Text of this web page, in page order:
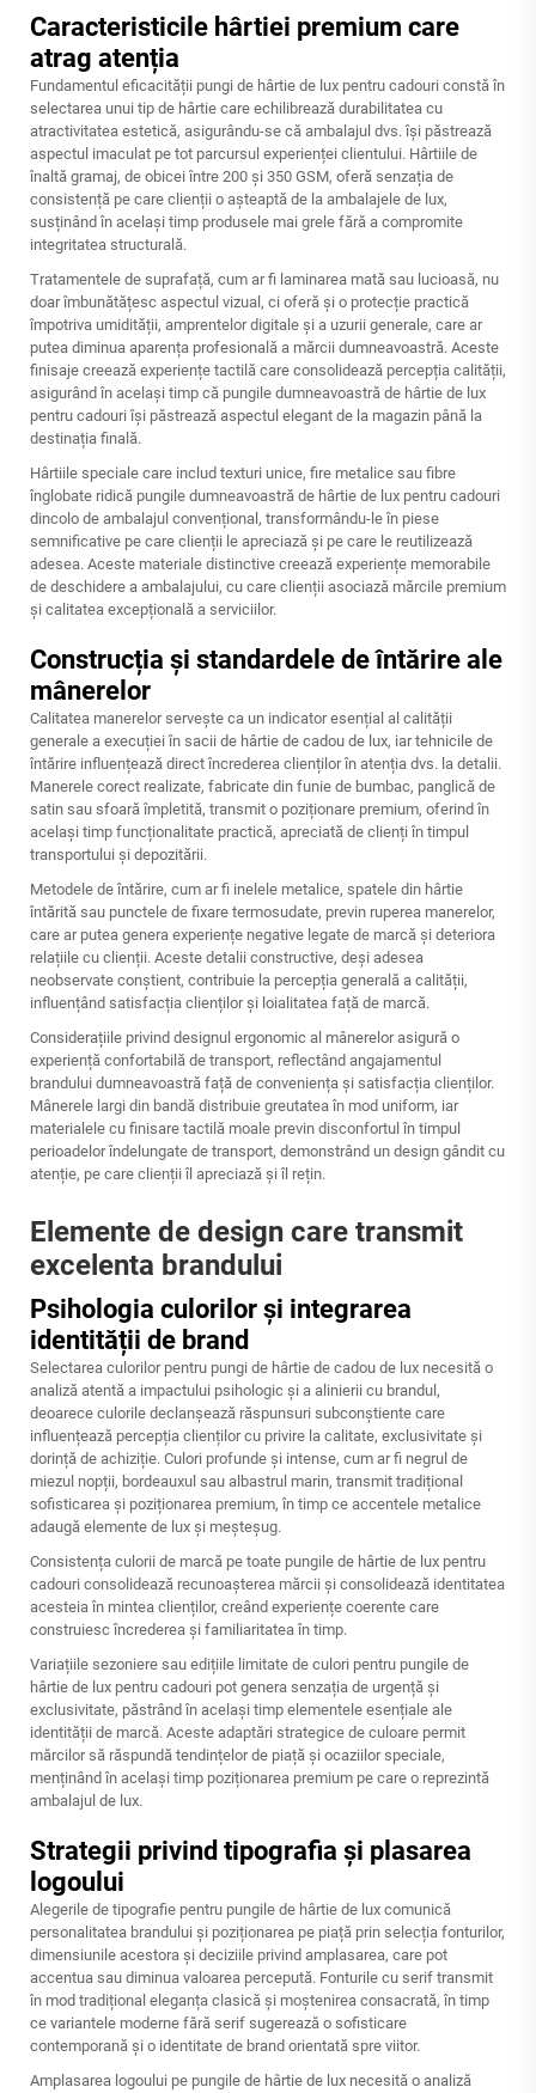
Caracteristicile hârtiei premium care
atrag atenția
Fundamentul eficacității pungi de hârtie de lux pentru cadouri constă în
selectarea unui tip de hârtie care echilibrează durabilitatea cu
atractivitatea estetică, asigurându-se că ambalajul dvs. își păstrează
aspectul imaculat pe tot parcursul experienței clientului. Hârtiile de
înaltă gramaj, de obicei între 200 și 350 GSM, oferă senzația de
consistență pe care clienții o așteaptă de la ambalajele de lux,
susținând în același timp produsele mai grele fără a compromite
integritatea structurală.
Tratamentele de suprafață, cum ar fi laminarea mată sau lucioasă, nu
doar îmbunătățesc aspectul vizual, ci oferă și o protecție practică
împotriva umidității, amprentelor digitale și a uzurii generale, care ar
putea diminua aparența profesională a mărcii dumneavoastră. Aceste
finisaje creează experiențe tactilă care consolidează percepția calității,
asigurând în același timp că pungile dumneavoastră de hârtie de lux
pentru cadouri își păstrează aspectul elegant de la magazin până la
destinația finală.
Hârtiile speciale care includ texturi unice, fire metalice sau fibre
înglobate ridică pungile dumneavoastră de hârtie de lux pentru cadouri
dincolo de ambalajul convențional, transformându-le în piese
semnificative pe care clienții le apreciază și pe care le reutilizează
adesea. Aceste materiale distinctive creează experiențe memorabile
de deschidere a ambalajului, cu care clienții asociază mărcile premium
și calitatea excepțională a serviciilor.
Construcția și standardele de întărire ale
mânerelor
Calitatea manerelor servește ca un indicator esențial al calității
generale a execuției în sacii de hârtie de cadou de lux, iar tehnicile de
întărire influențează direct încrederea clienților în atenția dvs. la detalii.
Manerele corect realizate, fabricate din funie de bumbac, panglică de
satin sau sfoară împletită, transmit o poziționare premium, oferind în
același timp funcționalitate practică, apreciată de clienți în timpul
transportului și depozitării.
Metodele de întărire, cum ar fi inelele metalice, spatele din hârtie
întărită sau punctele de fixare termosudate, previn ruperea manerelor,
care ar putea genera experiențe negative legate de marcă și deteriora
relațiile cu clienții. Aceste detalii constructive, deși adesea
neobservate conștient, contribuie la percepția generală a calității,
influențând satisfacția clienților și loialitatea față de marcă.
Considerațiile privind designul ergonomic al mânerelor asigură o
experiență confortabilă de transport, reflectând angajamentul
brandului dumneavoastră față de conveniența și satisfacția clienților.
Mânerele largi din bandă distribuie greutatea în mod uniform, iar
materialele cu finisare tactilă moale previn disconfortul în timpul
perioadelor îndelungate de transport, demonstrând un design gândit cu
atenție, pe care clienții îl apreciază și îl rețin.
Elemente de design care transmit
excelenta brandului
Psihologia culorilor și integrarea
identității de brand
Selectarea culorilor pentru pungi de hârtie de cadou de lux necesită o
analiză atentă a impactului psihologic și a alinierii cu brandul,
deoarece culorile declanșează răspunsuri subconștiente care
influențează percepția clienților cu privire la calitate, exclusivitate și
dorință de achiziție. Culori profunde și intense, cum ar fi negrul de
miezul nopții, bordeauxul sau albastrul marin, transmit tradițional
sofisticarea și poziționarea premium, în timp ce accentele metalice
adaugă elemente de lux și meșteșug.
Consistența culorii de marcă pe toate pungile de hârtie de lux pentru
cadouri consolidează recunoașterea mărcii și consolidează identitatea
acesteia în mintea clienților, creând experiențe coerente care
construiesc încrederea și familiaritatea în timp.
Variațiile sezoniere sau edițiile limitate de culori pentru pungile de
hârtie de lux pentru cadouri pot genera senzația de urgență și
exclusivitate, păstrând în același timp elementele esențiale ale
identității de marcă. Aceste adaptări strategice de culoare permit
mărcilor să răspundă tendințelor de piață și ocaziilor speciale,
menținând în același timp poziționarea premium pe care o reprezintă
ambalajul de lux.
Strategii privind tipografia și plasarea
logoului
Alegerile de tipografie pentru pungile de hârtie de lux comunică
personalitatea brandului și poziționarea pe piață prin selecția fonturilor,
dimensiunile acestora și deciziile privind amplasarea, care pot
accentua sau diminua valoarea percepută. Fonturile cu serif transmit
în mod tradițional eleganța clasică și moștenirea consacrată, în timp
ce variantele moderne fără serif sugerează o sofisticare
contemporană și o identitate de brand orientată spre viitor.
Amplasarea logoului pe pungile de hârtie de lux necesită o analiză